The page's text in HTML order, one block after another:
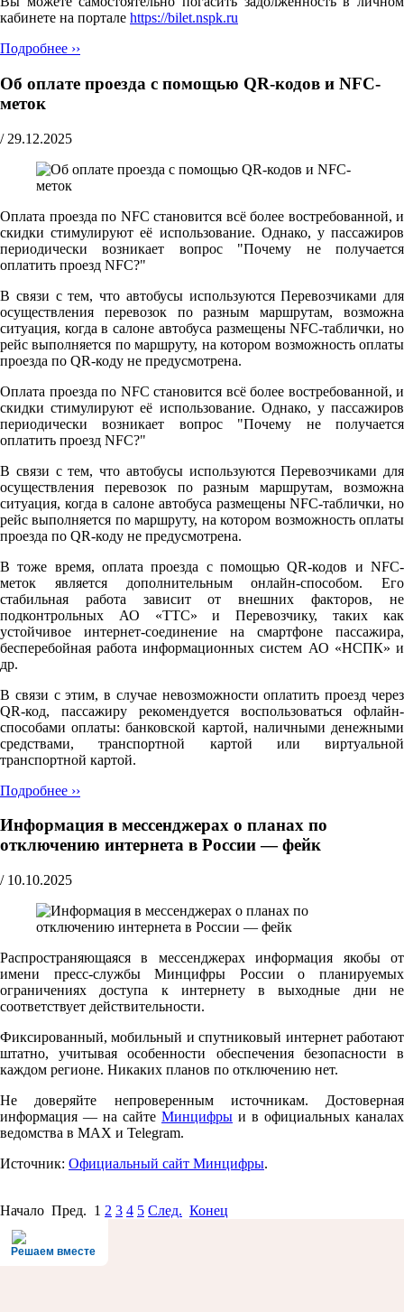
кабинете на портале https://bilet.nspk.ru
Подробнее ››
Об оплате проезда с помощью QR-кодов и NFC-
меток
/ 29.12.2025
Оплата проезда по NFC становится всё более востребованной, и
скидки стимулируют её использование. Однако, у пассажиров
периодически возникает вопрос "Почему не получается
оплатить проезд NFC?"
В связи с тем, что автобусы используются Перевозчиками для
осуществления перевозок по разным маршрутам, возможна
ситуация, когда в салоне автобуса размещены NFC-таблички, но
рейс выполняется по маршруту, на котором возможность оплаты
проезда по QR-коду не предусмотрена.
Оплата проезда по NFC становится всё более востребованной, и
скидки стимулируют её использование. Однако, у пассажиров
периодически возникает вопрос "Почему не получается
оплатить проезд NFC?"
В связи с тем, что автобусы используются Перевозчиками для
осуществления перевозок по разным маршрутам, возможна
ситуация, когда в салоне автобуса размещены NFC-таблички, но
рейс выполняется по маршруту, на котором возможность оплаты
проезда по QR-коду не предусмотрена.
В тоже время, оплата проезда с помощью QR-кодов и NFC-
меток является дополнительным онлайн-способом. Его
стабильная работа зависит от внешних факторов, не
подконтрольных АО «ТТС» и Перевозчику, таких как
устойчивое интернет-соединение на смартфоне пассажира,
бесперебойная работа информационных систем АО «НСПК» и
др.
В связи с этим, в случае невозможности оплатить проезд через
QR-код, пассажиру рекомендуется воспользоваться офлайн-
способами оплаты: банковской картой, наличными денежными
средствами, транспортной картой или виртуальной
транспортной картой.
Подробнее ››
Информация в мессенджерах о планах по
отключению интернета в России — фейк
/ 10.10.2025
Распространяющаяся в мессенджерах информация якобы от
имени пресс-службы Минцифры России о планируемых
ограничениях доступа к интернету в выходные дни не
соответствует действительности.
Фиксированный, мобильный и спутниковый интернет работают
штатно, учитывая особенности обеспечения безопасности в
каждом регионе. Никаких планов по отключению нет.
Не доверяйте непроверенным источникам. Достоверная
информация — на сайте Минцифры и в официальных каналах
ведомства в MAX и Telegram.
Источник: Официальный сайт Минцифры.
Начало Пред. 1 2 3 4 5 След. Конец
Решаем вместе